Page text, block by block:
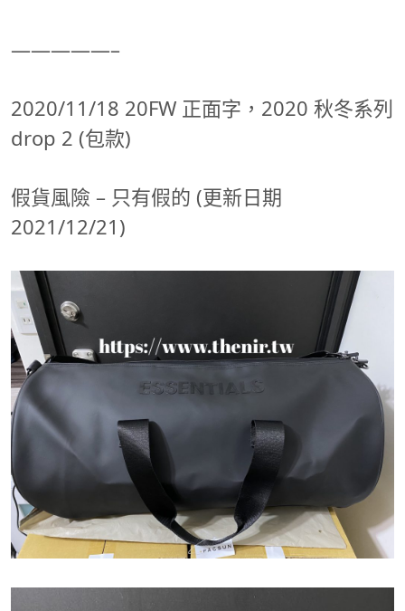
—————–
2020/11/18 20FW 正面字，2020 秋冬系列
drop 2 (包款)
假貨風險 – 只有假的 (更新日期
2021/12/21)